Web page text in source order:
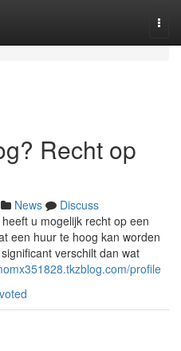
Recht op
News
Discuss
u mogelijk recht op een
een huur te hoog kan worden
verschilt dan wat
profile